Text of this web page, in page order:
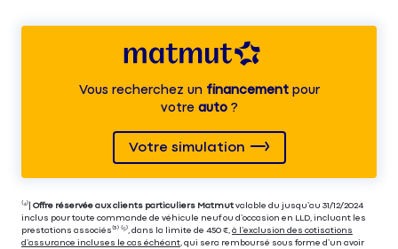
Vous recherchez unfinancementpour
votre auto?
Votre simulation
⁽⁴⁾| Offre réservée aux clients particuliers Matmut valable du jusqu’au 31/12/2024
inclus pour toute commande de véhicule neuf ou d’occasion en LLD, incluant les
prestations associés⁽³⁾ ⁽⁵⁾, dans la limite de 450 €, à l’exclusion des cotisations
d’assurance incluses le cas échéant , qui sera remboursé sous forme d’un avoir